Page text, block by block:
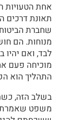
אחת הטעויות
תאונת דרכים
שחברת
מנוחות. הם
לבד, ואם יהיו
מוכיחה פעם
התהליך הוא
בשלב הזה,
משפט